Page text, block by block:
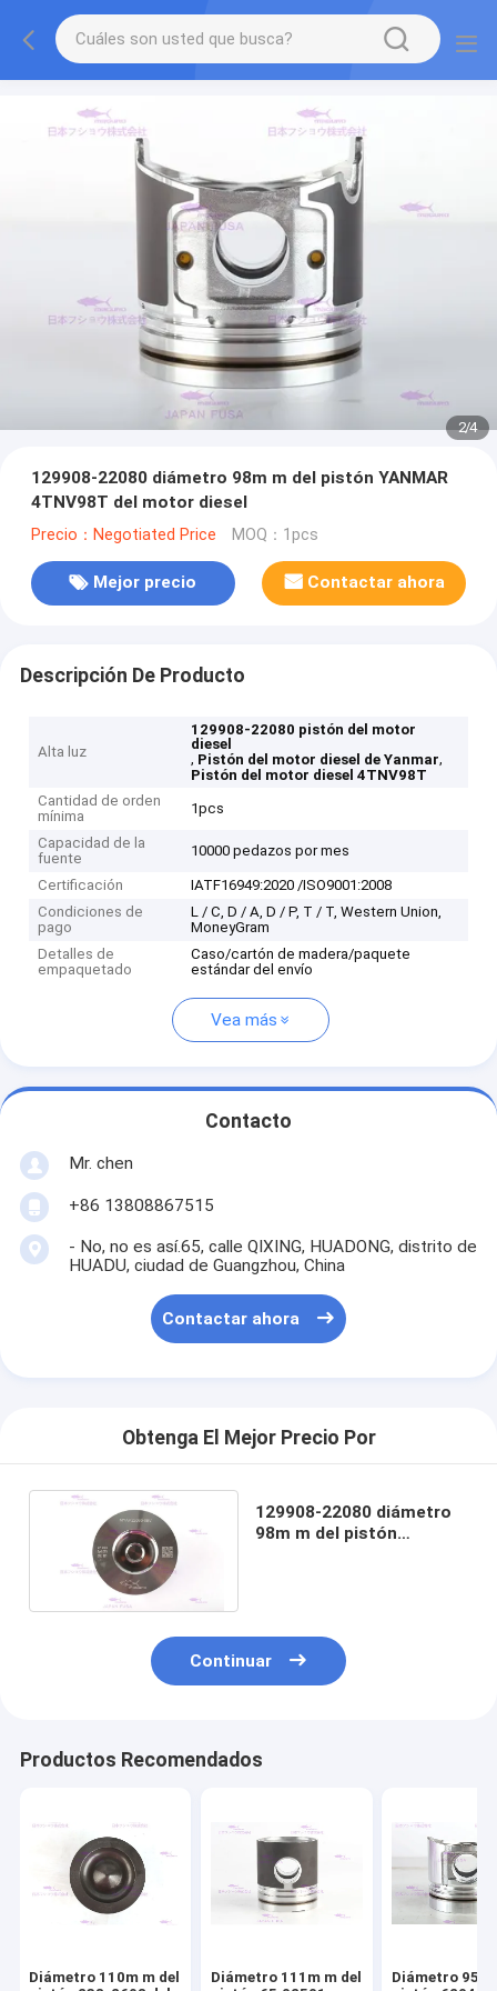
2/4
129908-22080 diámetro 98m m del pistón YANMAR
4TNV98T del motor diesel
Precio：Negotiated Price MOQ：1pcs
Mejor precio Contactar ahora
Descripción De Producto
Alta luz
129908-22080 pistón del motor
diesel
, Pistón del motor diesel de Yanmar,
Pistón del motor diesel 4TNV98T
Cantidad de orden
mínima
1pcs
Capacidad de la
fuente
10000 pedazos por mes
Certificación
IATF16949:2020 /ISO9001:2008
Condiciones de
pago
L / C, D / A, D / P, T / T, Western Union,
MoneyGram
Detalles de
empaquetado
Caso/cartón de madera/paquete
estándar del envío
Vea más
Contacto
Mr. chen
+86 13808867515
- No, no es así.65, calle QIXING, HUADONG, distrito de
HUADU, ciudad de Guangzhou, China
Contactar ahora
Obtenga El Mejor Precio Por
129908-22080 diámetro
98m m del pistón
Continuar
Productos Recomendados
Diámetro 110m m del
Diámetro 111m m del
Diámetro 95m